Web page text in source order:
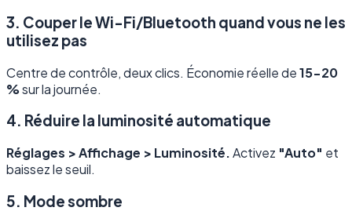
3. Couper le Wi-Fi/Bluetooth quand vous ne les
utilisez pas
Centre de contrôle, deux clics. Économie réelle de15-20
%sur la journée.
4. Réduire la luminosité automatique
Réglages > Affichage > Luminosité.Activez "Auto" et
baissez le seuil.
5. Mode sombre